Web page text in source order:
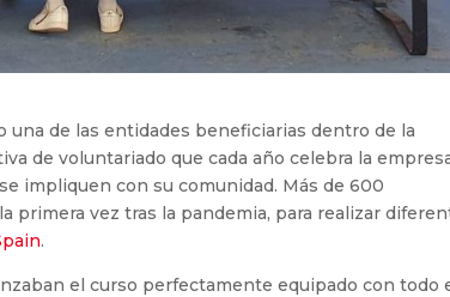
una de las entidades beneficiarias dentro de la
de voluntariado que cada año celebra la
impliquen con su comunidad. Más de 600
primera vez tras la pandemia, para realizar
.
el curso perfectamente equipado con todo